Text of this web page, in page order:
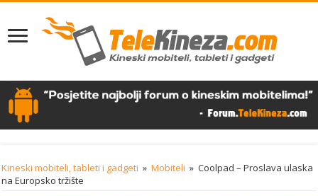
Kineski mobiteli, tableti i gadgeti » Mobiteli » Coolpad – Proslava ulaska
na Europsko tržište